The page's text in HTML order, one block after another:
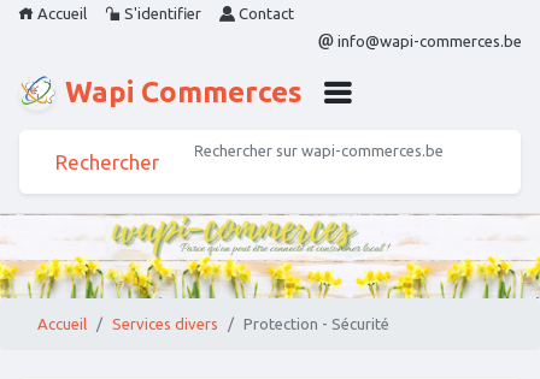
Accueil S'identifier
Contact
info@wapi-commerces.be
Wapi Commerces
Accueil Services divers Protection - Sécurité